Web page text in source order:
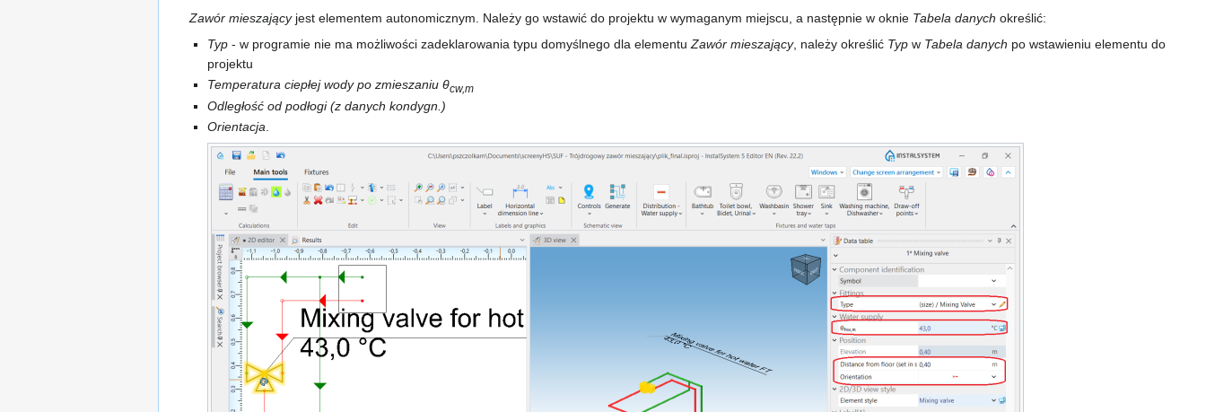
Zawór mieszającyjest elementem autonomicznym. Należy go wstawić do projektu w wymaganym miejscu, a następnie w oknie Tabela danych określić:
Typ - w programie nie ma możliwości zadeklarowania typu domyślnego dla elementuZawór mieszający, należy określić Typ w Tabela danych po wstawieniu elementu do
projektu
Temperatura ciepłej wody po zmieszaniu θcw,m
Odległość od podłogi (z danych kondygn.)
Orientacja.